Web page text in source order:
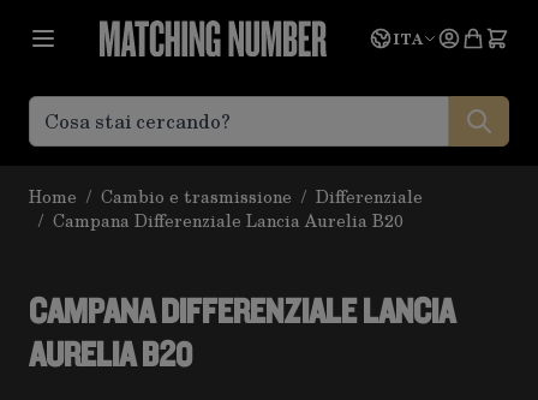
Lingua
ITA
Home / Cambio e trasmissione / Differenziale
/ Campana Differenziale Lancia Aurelia B20
CAMPANA DIFFERENZIALE LANCIA
AURELIA B20